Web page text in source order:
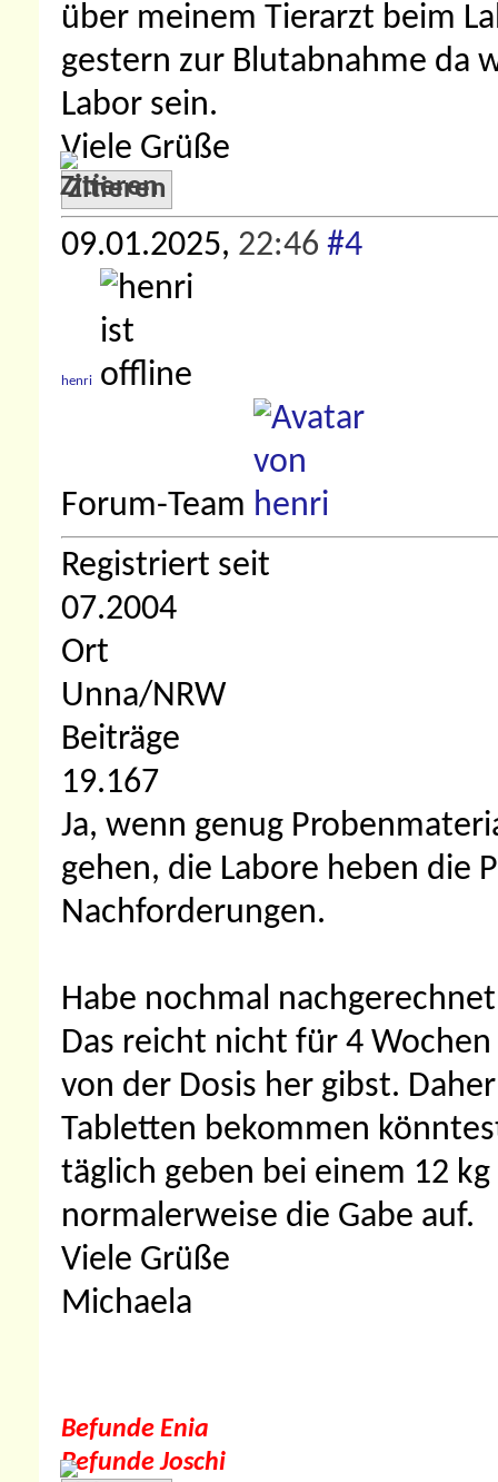
über meinem Tierarzt beim
gestern zur Blutabnahme da
Labor sein.
Viele Grüße
Zitieren
09.01.2025, 22:46 #4
henri
Forum-Team
Registriert seit
07.2004
Ort
Unna/NRW
Beiträge
19.167
Ja, wenn genug
gehen, die Labore heben die
Nachforderungen.
Habe nochmal
Das reicht nicht für 4
von der Dosis her gibst.
Tabletten bekommen
täglich geben bei einem 12
normalerweise die Gabe auf.
Viele Grüße
Michaela
Befunde Enia
Befunde Joschi